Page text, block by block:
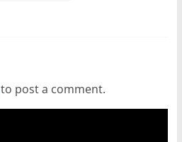
to post a comment.